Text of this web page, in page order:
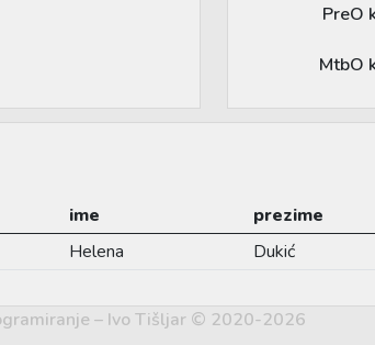
PreO
MtbO
ime prezime
Helena Dukić
– Ivo Tišljar © 2020-2026